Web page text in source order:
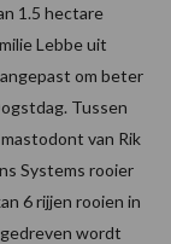
1.5 hectare
Lebbe uit
om beter
Tussen
van Rik
Systems rooier
6 rijjen rooien in
wordt